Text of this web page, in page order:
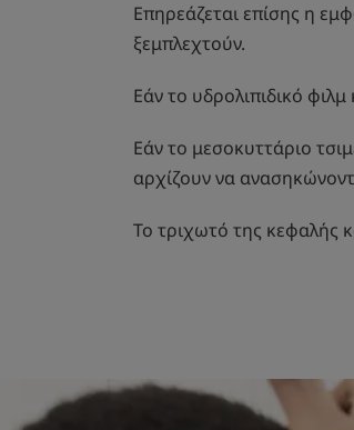
Επηρεάζεται επίσης η
ξεμπλεχτούν.
Εάν το υδρολιπιδικό
Εάν το μεσοκυττάριο
αρχίζουν να
Το τριχωτό της κεφαλής